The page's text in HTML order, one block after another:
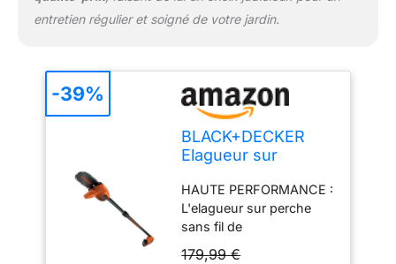
entretien régulier et soigné de votre jardin.
BLACK+DECKER
Elagueur sur
V - Coupe-
Branches sur
Batterie 18 V 2 Ah
avec Manche
HAUTE PERFORMANCE :
L'elagueur sur perche
sans fil de
179,99 €
-39%